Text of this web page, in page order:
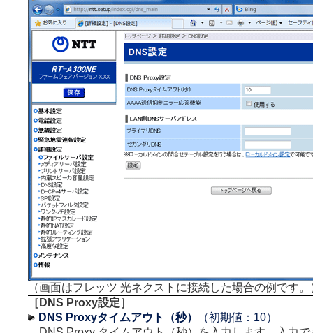
（画面はフレッツ 光ネクストに接続した場合の例です。
［DNS Proxy設定］
DNS Proxyタイムアウト（秒）
（初期値：10）